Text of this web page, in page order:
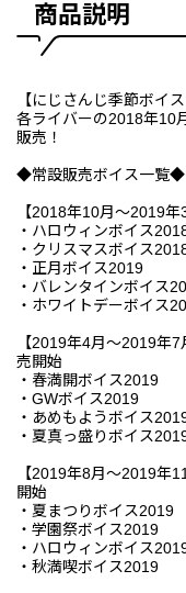
商品説明
【にじさんじ季節ボイ
各ライバーの2018年10
販売！
◆常設販売ボイス一覧◆
【2018年10月～2019年3
・ハロウィンボイス
・クリスマスボイス
・正月ボイス2019
・バレンタインボイス
・ホワイトデーボイス
【2019年4月～2019年
売開始
・春満開ボイス2019
・GWボイス2019
・あめもようボイス
・夏真っ盛りボイス
【2019年8月～2019年
開始
・夏まつりボイス2019
・学園祭ボイス2019
・ハロウィンボイス
・秋満喫ボイス2019